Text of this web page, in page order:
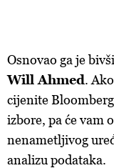
Osnovao ga je
Will Ahmed.
cijenite
izbore, pa će vam
nenametljivog
analizu podataka.